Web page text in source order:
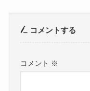
コメントする
コメント ※